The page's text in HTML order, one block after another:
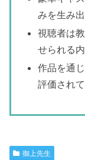
みを生み
視聴者は
せられる
作品を通
評価されて
御上先生